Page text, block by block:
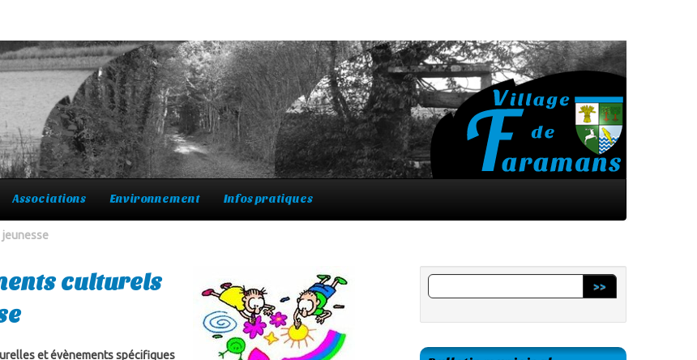
Associations Environnement Infos pratiques
culturels
et évènements spécifiques
>>